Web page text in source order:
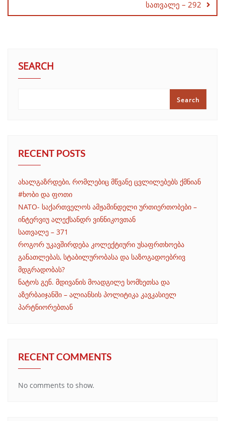
სათვალე – 292
SEARCH
Search
RECENT POSTS
ახალგაზრდები, რომლებიც მწვანე ცვლილებებს ქმნიან
#ხობი და ფოთი
NATO- საქართველოს ამჟამინდელი ურთიერთობები –
ინტერვიუ ალექსანდრ ვინნიკოვთან
სათვალე – 371
როგორ უკავშირდება კოლექტიური უსაფრთხოება
განათლებას, სტაბილურობასა და საზოგადოებრივ
მდგრადობას?
ნატოს გენ. მდივანის მოადგილე სომხეთსა და
აზერბაიჯანში – ალიანსის პოლიტიკა კავკასიელ
პარტნიორებთან
RECENT COMMENTS
No comments to show.